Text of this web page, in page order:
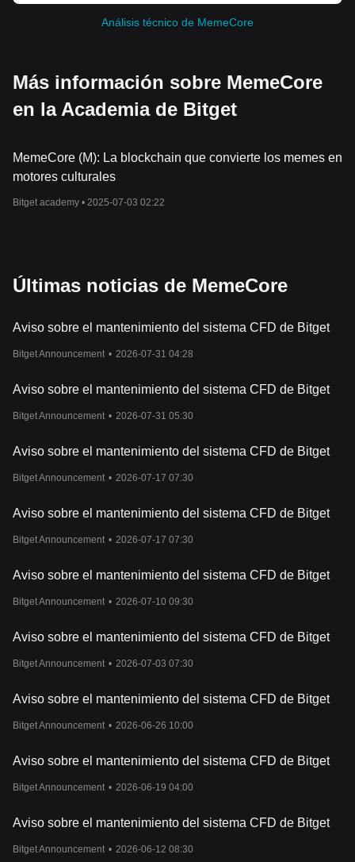
Análisis técnico de MemeCore
Más información sobre MemeCore
en la Academia de Bitget
MemeCore (M): La blockchain que convierte los memes en
motores culturales
Bitget academy • 2025-07-03 02:22
Últimas noticias de MemeCore
Aviso sobre el mantenimiento del sistema CFD de Bitget
Bitget Announcement • 2026-07-31 04:28
Aviso sobre el mantenimiento del sistema CFD de Bitget
Bitget Announcement • 2026-07-31 05:30
Aviso sobre el mantenimiento del sistema CFD de Bitget
Bitget Announcement • 2026-07-17 07:30
Aviso sobre el mantenimiento del sistema CFD de Bitget
Bitget Announcement • 2026-07-17 07:30
Aviso sobre el mantenimiento del sistema CFD de Bitget
Bitget Announcement • 2026-07-10 09:30
Aviso sobre el mantenimiento del sistema CFD de Bitget
Bitget Announcement • 2026-07-03 07:30
Aviso sobre el mantenimiento del sistema CFD de Bitget
Bitget Announcement • 2026-06-26 10:00
Aviso sobre el mantenimiento del sistema CFD de Bitget
Bitget Announcement • 2026-06-19 04:00
Aviso sobre el mantenimiento del sistema CFD de Bitget
Bitget Announcement • 2026-06-12 08:30